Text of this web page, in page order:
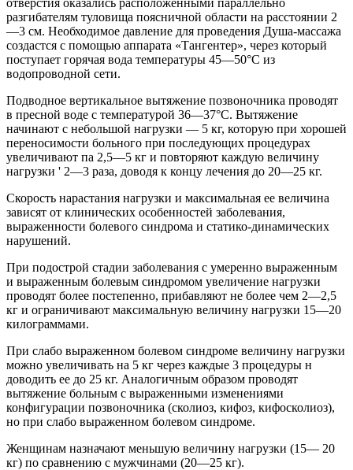
отверстия оказались расположенными параллельно
разгибателям туловища поясничной области на расстоянии 2
—3 см. Необходимое давление для проведения Душа-массажа
создастся с помощью аппарата «Тангентер», через который
поступает горячая вода температуры 45—50°С из
водопроводной сети.
Подводное вертикальное вытяжение позвоночника проводят
в пресной воде с температурой 36—37°С. Вытяжение
начинают с небольшой нагрузки — 5 кг, которую при хорошей
переносимости больного при последующих процедурах
увеличивают па 2,5—5 кг и повторяют каждую величину
нагрузки ' 2—3 раза, доводя к концу лечения до 20—25 кг.
Скорость нарастания нагрузки и максимальная ее величина
зависят от клинических особенностей заболевания,
выраженности болевого синдрома и статико-динамических
нарушений.
При подострой стадии заболевания с умеренно выраженным
и выраженным болевым синдромом увеличение нагрузки
проводят более постепенно, прибавляют не более чем 2—2,5
кг и ограничивают максимальную величину нагрузки 15—20
килограммами.
При слабо выраженном болевом синдроме величину нагрузки
можно увеличивать на 5 кг через каждые 3 процедуры н
доводить ее до 25 кг. Аналогичным образом проводят
вытяжение больным с выраженными изменениями
конфигурации позвоночника (сколиоз, кифоз, кифосколиоз),
но при слабо выраженном болевом синдроме.
Женщинам назначают меньшую величину нагрузки (15— 20
кг) по сравнению с мужчинами (20—25 кг).